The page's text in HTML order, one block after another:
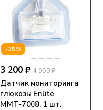
-35%
3 200 ₽ 4 950 ₽
Датчик мониторинга
глюкозы Enlite
ММТ-7008, 1 шт.